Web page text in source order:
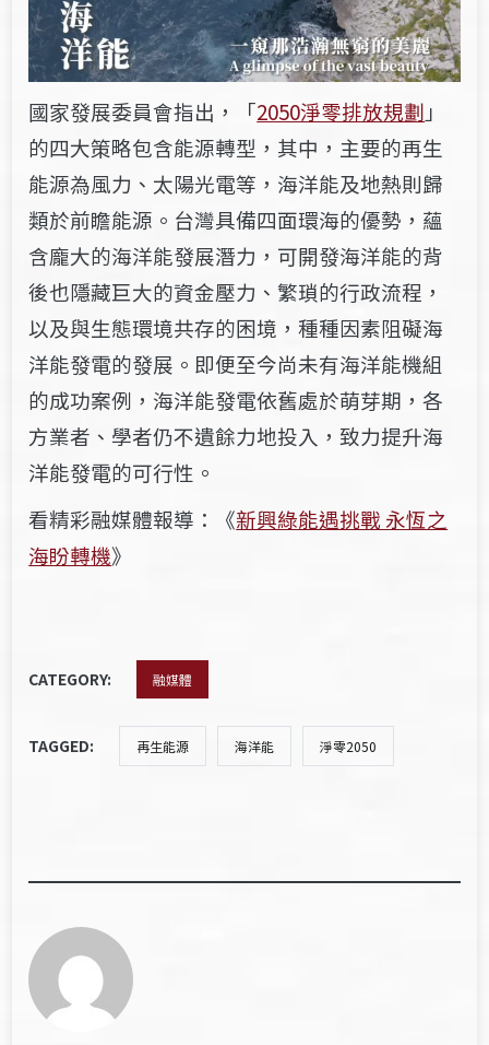
國家發展委員會指出，「2050淨零排放規劃 」
的四大策略包含能源轉型，其中，主要的再生
能源為風力、太陽光電等，海洋能及地熱則歸
類於前瞻能源。台灣具備四面環海的優勢，蘊
含龐大的海洋能發展潛力，可開發海洋能的背
後也隱藏巨大的資金壓力、繁瑣的行政流程，
以及與生態環境共存的困境，種種因素阻礙海
洋能發電的發展。即便至今尚未有海洋能機組
的成功案例，海洋能發電依舊處於萌芽期，各
方業者、學者仍不遺餘力地投入，致力提升海
洋能發電的可行性。
看精彩融媒體報導：《新興綠能遇挑戰 永恆之
海盼轉機》
CATEGORY: 融媒體
TAGGED: 再生能源 海洋能 淨零2050